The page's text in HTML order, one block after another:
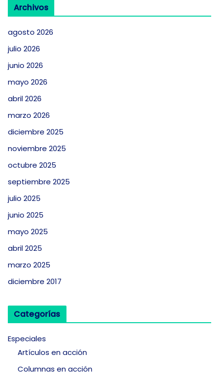
Archivos
agosto 2026
julio 2026
junio 2026
mayo 2026
abril 2026
marzo 2026
diciembre 2025
noviembre 2025
octubre 2025
septiembre 2025
julio 2025
junio 2025
mayo 2025
abril 2025
marzo 2025
diciembre 2017
Categorías
Especiales
Artículos en acción
Columnas en acción